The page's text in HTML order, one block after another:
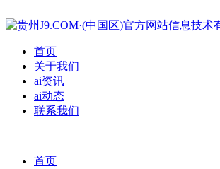
首页
关于我们
ai资讯
ai动态
联系我们
首页